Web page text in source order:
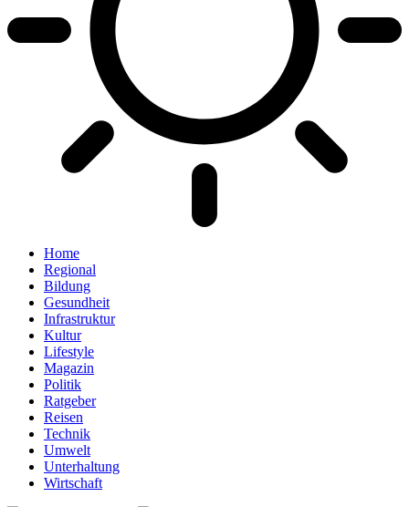
Home
Regional
Bildung
Gesundheit
Infrastruktur
Kultur
Lifestyle
Magazin
Politik
Ratgeber
Reisen
Technik
Umwelt
Unterhaltung
Wirtschaft